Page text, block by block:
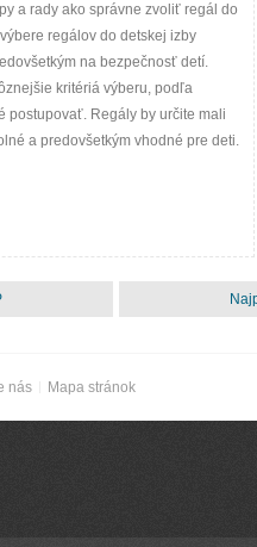
a rady ako správne zvoliť regál do
regálov do detskej izby
na bezpečnosť detí.
kritériá výberu, podľa
postupovať. Regály by určite mali
a predovšetkým vhodné pre deti.
nás Mapa stránok